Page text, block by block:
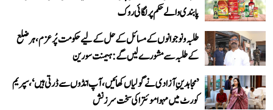
پابندی والے حکم پر لگائی روک
طلبہ و نوجوانوں کے مسائل کے حل کے لیے حکومت پُرعزم، ہر ضلع
کے طلبہ سے مشورے لیں گے: ہیمنت سورین
’مجاہدینِ آزادی نے گولیاں کھائیں، آپ انڈوں سے ڈرتی ہیں‘، سپریم
کورٹ میں مہوا موئترا کی سخت سرزنش